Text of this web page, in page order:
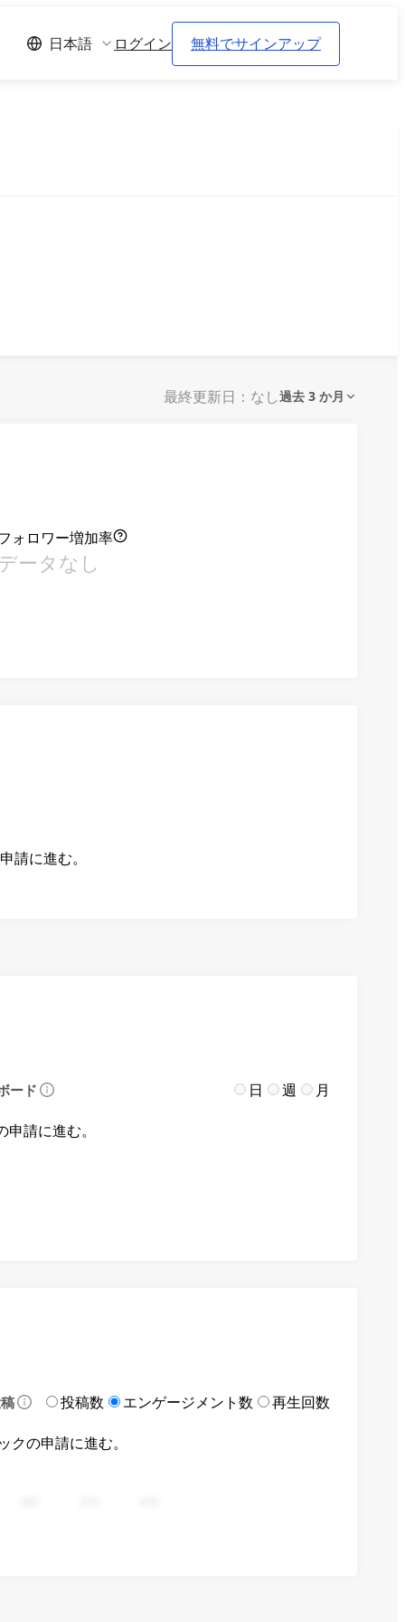
日本語 ログイン 無料でサインアップ
最終更新日：なし過去 3 か月
ォロワー増加率
ータなし
請に進む。
ード 日 週 月
請に進む。
投稿数 エンゲージメント数 再生回数
の申請に進む。